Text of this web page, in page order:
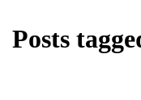
Posts